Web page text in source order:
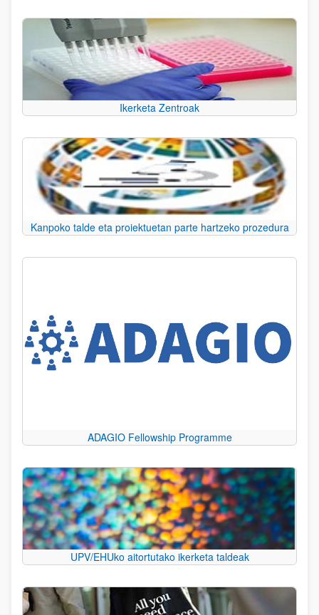
Ikerketa Zentroak
Kanpoko talde eta proiektuetan parte hartzeko prozedura
ADAGIO Fellowship Programme
UPV/EHUko aitortutako ikerketa taldeak